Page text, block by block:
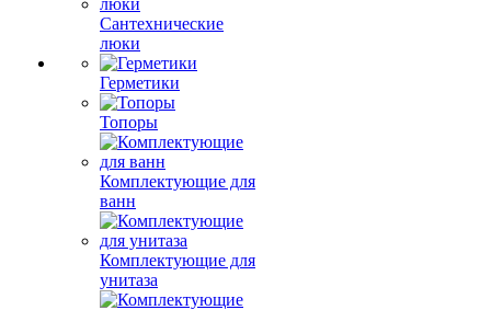
Сантехнические
люки
Герметики
Топоры
Комплектующие для
ванн
Комплектующие для
унитаза